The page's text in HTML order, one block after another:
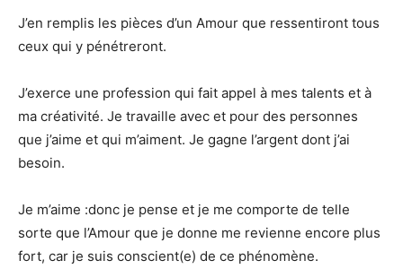
J’en remplis les pièces d’un Amour que ressentiront tous
ceux qui y pénétreront.
J’exerce une profession qui fait appel à mes talents et à
ma créativité. Je travaille avec et pour des personnes
que j’aime et qui m’aiment. Je gagne l’argent dont j’ai
besoin.
Je m’aime :donc je pense et je me comporte de telle
sorte que l’Amour que je donne me revienne encore plus
fort, car je suis conscient(e) de ce phénomène.